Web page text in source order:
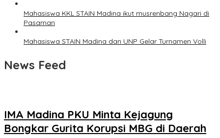
Mahasiswa KKL STAIN Madina ikut musrenbang Nagari di
Pasaman
Mahasiswa STAIN Madina dan UNP Gelar Turnamen Volli
News Feed
IMA Madina PKU Minta Kejagung
Bongkar Gurita Korupsi MBG di Daerah